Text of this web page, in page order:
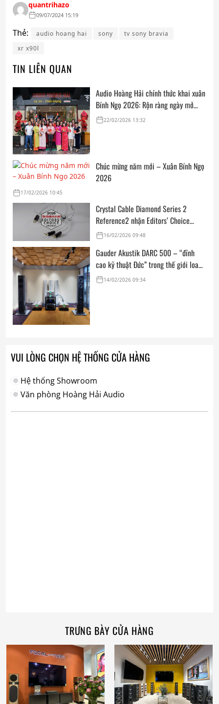
quantrihazo
09/07/2024 15:19
Thẻ: audio hoang hai sony
tv sony bravia
xr x90l
TIN LIÊN QUAN
Audio Hoàng Hải chính thức khai xuân
Bính Ngọ 2026: Rộn ràng ngày mở
cửa, trọn vẹn lời chúc đầu năm
22/02/2026 13:32
Chúc mừng năm mới – Xuân Bính Ngọ
2026
17/02/2026 10:45
Crystal Cable Diamond Series 2
Reference2 nhận Editors’ Choice
Award: Dedicated Audio 2026 từ The
16/02/2026 09:48
Gauder Akustik DARC 500 – “đỉnh
cao kỹ thuật Đức” trong thế giới loa
hi-end tham chiếu
14/02/2026 09:34
VUI LÒNG CHỌN HỆ THỐNG CỬA HÀNG
Hệ thống Showroom
Văn phòng Hoàng Hải Audio
TRƯNG BÀY CỬA HÀNG